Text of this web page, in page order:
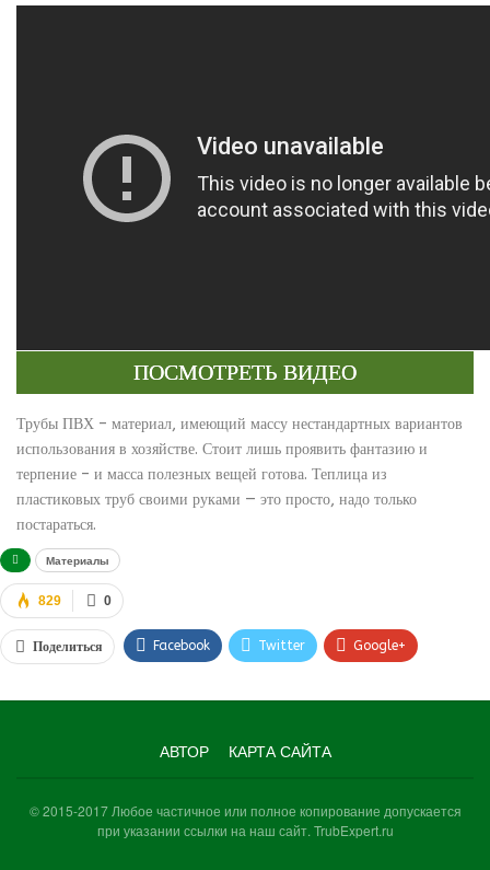
ПОСМОТРЕТЬ ВИДЕО
Трубы ПВХ – материал, имеющий массу нестандартных вариантов
использования в хозяйстве. Стоит лишь проявить фантазию и
терпение – и масса полезных вещей готова. Теплица из
пластиковых труб своими руками — это просто, надо только
постараться.
Материалы
0
829
Поделиться Facebook Twitter Google+
АВТОР КАРТА САЙТА
© 2015-2017 Любое частичное или полное копирование допускается
при указании ссылки на наш сайт. TrubExpert.ru